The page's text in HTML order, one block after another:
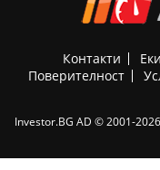
Контакти
Поверителност
Investor.BG AD © 2001-